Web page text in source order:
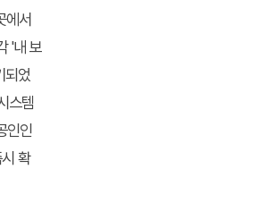
에서
'내 보
되었
스템
인인
확